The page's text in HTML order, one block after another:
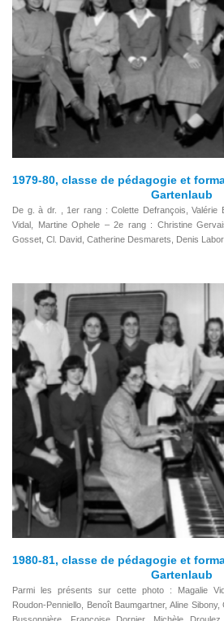
1979-80, classe de pédagogie et
Gartenlaub
De g. à dr. , 1er rang : Colette Defrançois, Valérie
Vidal, Martine Ophele – 2e rang : Christine
Gosset, Cl. David, Catherine Desmarets, Denis
1980-81, classe de pédagogie et
Gartenlaub
Parmi les présents sur cette photo : Magalie
Roudon-Penniello, Benoît Baumgartner, Aline